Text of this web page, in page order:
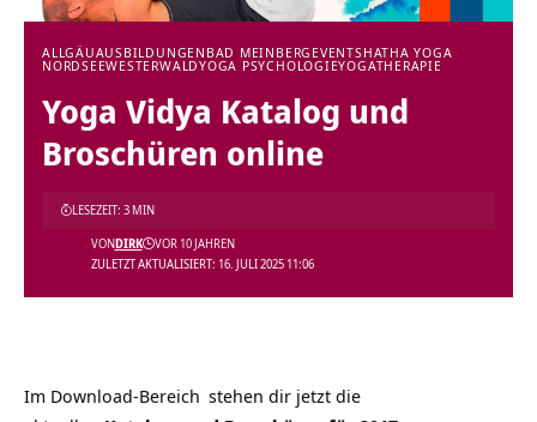
ALLGÄUAUSBILDUNGEN BAD MEINBERG EVENTSHATHA YOGA
NORDSEEWESTERWALDYOGA PSYCHOLOGIEYOGATHERAPIE
Yoga Vidya Katalog und
Broschüren online
ZULETZT AKTUALISIERT: 16. JULI 2025 11:06
VONDIRK VOR 10 JAHREN
LESEZEIT: 3 MIN
Im Download-Bereich stehen dir jetzt die